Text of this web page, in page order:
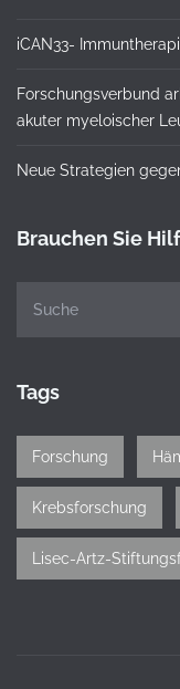
iCAN33-
Forschungsverbund
akuter myeloischer
Neue Strategien
Brauchen Sie
Tags
Forschung
Krebsforschung
Lisec-Artz-